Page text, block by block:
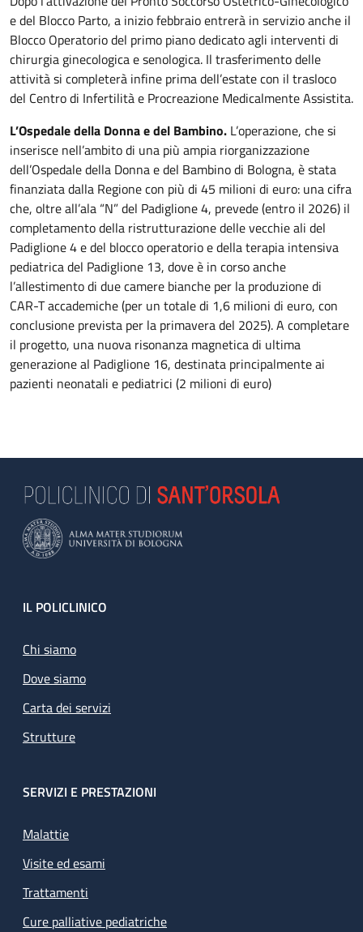
e del Blocco Parto, a inizio febbraio entrerà in servizio anche il
Blocco Operatorio del primo piano dedicato agli interventi di
chirurgia ginecologica e senologica. Il trasferimento delle
attività si completerà infine prima dell’estate con il trasloco
del Centro di Infertilità e Procreazione Medicalmente Assistita.
L’Ospedale della Donna e del Bambino. L’operazione, che si
inserisce nell’ambito di una più ampia riorganizzazione
dell’Ospedale della Donna e del Bambino di Bologna, è stata
finanziata dalla Regione con più di 45 milioni di euro: una cifra
che, oltre all’ala “N” del Padiglione 4, prevede (entro il 2026) il
completamento della ristrutturazione delle vecchie ali del
Padiglione 4 e del blocco operatorio e della terapia intensiva
pediatrica del Padiglione 13, dove è in corso anche
l’allestimento di due camere bianche per la produzione di
CAR-T accademiche (per un totale di 1,6 milioni di euro, con
conclusione prevista per la primavera del 2025). A completare
il progetto, una nuova risonanza magnetica di ultima
generazione al Padiglione 16, destinata principalmente ai
pazienti neonatali e pediatrici (2 milioni di euro)
Footer
IL POLICLINICO
Chi siamo
Dove siamo
Carta dei servizi
Strutture
SERVIZI E PRESTAZIONI
Malattie
Visite ed esami
Trattamenti
Cure palliative pediatriche